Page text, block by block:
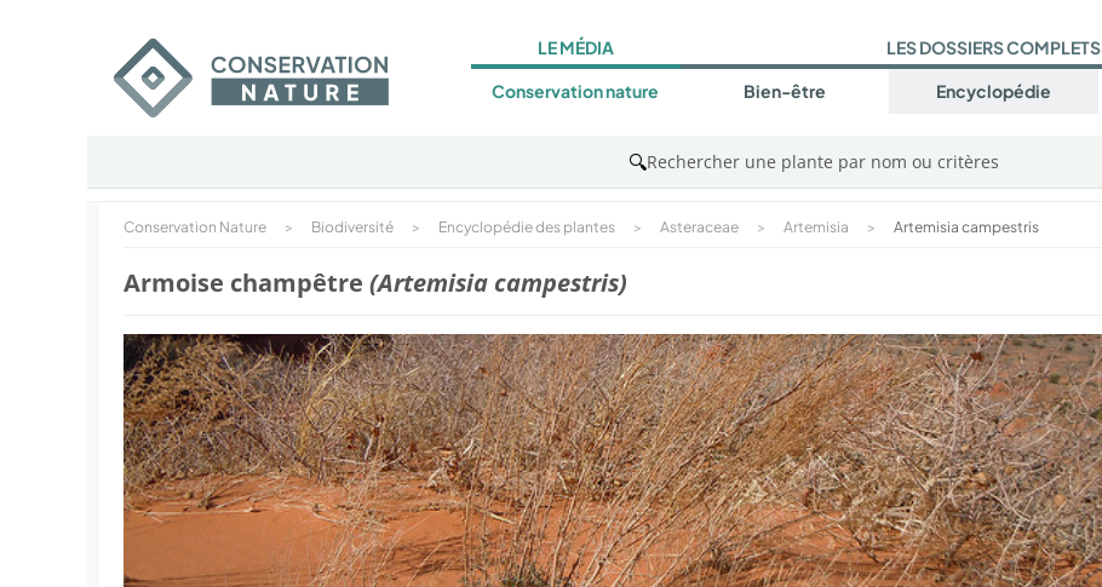
LE MÉDIA
Conservation nature
LES DOSSIERS COMPLETS
Bien-être Encyclopédie
🔍Rechercher une plante par nom ou critères
Conservation Nature > Biodiversité > Encyclopédie des plantes > Asteraceae > Artemisia > Artemisia campestris
Armoise champêtre (Artemisia campestris)